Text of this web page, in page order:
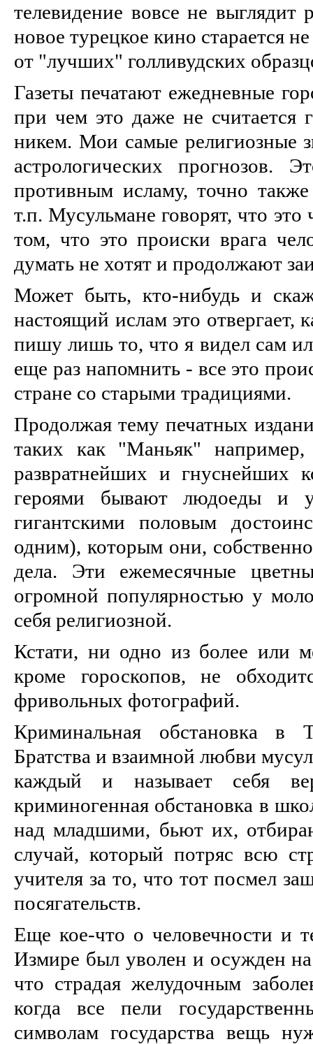
телевидение вовсе не выглядит
новое турецкое кино старается
от "лучших" голливудских
Газеты печатают ежедневные
при чем это даже не считается
никем. Мои самые религиозные
астрологических прогнозов.
противным исламу, точно также
т.п. Мусульмане говорят, что это
том, что это происки врага
думать не хотят и продолжают
Может быть, кто-нибудь и
настоящий ислам это отвергает,
пишу лишь то, что я видел сам
еще раз напомнить - все это
стране со старыми традициями.
Продолжая тему печатных
таких как "Маньяк"
развратнейших и гнуснейших
героями бывают людоеды и
гигантскими половым
одним), которым они,
дела. Эти ежемесячные
огромной популярностью у
себя религиозной.
Кстати, ни одно из более или
кроме гороскопов, не
фривольных фотографий.
Криминальная обстановка
Братства и взаимной любви
каждый и называет себя
криминогенная обстановка в
над младшими, бьют их,
случай, который потряс всю
учителя за то, что тот посмел
посягательств.
Еще кое-что о человечности и
Измире был уволен и осужден на
что страдая желудочным
когда все пели
символам государства вещь